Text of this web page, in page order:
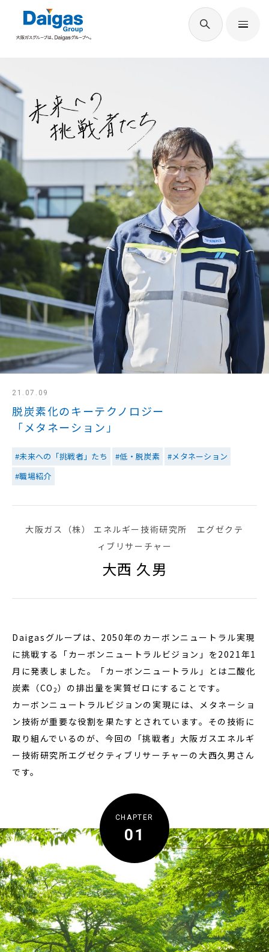
EN / JP
Daigas STUDIO
社会貢献
技術開発
サステナビリティ
IR情報
採用情報
プレスリリース
21.07.09
脱炭素化のキーテクノロジー
「メタネーション」
#未来への「挑戦者」たち #低・脱炭素
#メタネーション
#職場紹介
大阪ガス（株） エネルギー技術研究所 エグゼクテ
ィブリサーチャー
大西 久男
Daigasグループは、2050年のカーボンニュートラル実現
に挑戦する「カーボンニュートラルビジョン」を2021年1
月に発表しました。「カーボンニュートラル」とは二酸化
炭素（CO 2）の排出量を実質ゼロにすることです。
カーボンニュートラルビジョンの実現には、メタネーショ
ン技術が重要な役割を果たすとされています。その技術に
取り組んでいるのが、今回の「挑戦者」大阪ガスエネルギ
ー技術研究所エグゼクティブリサーチャーの大西久男さん
です。
CHAPTER
01